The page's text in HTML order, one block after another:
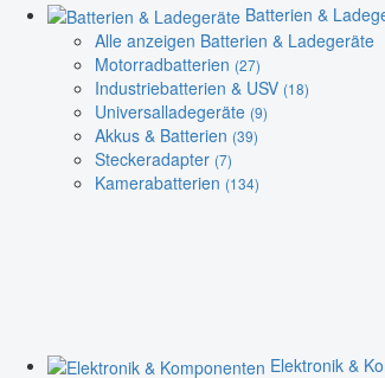
Batterien &
Alle anzeigen Batterien & Ladegeräte
Motorradbatterien (27)
Industriebatterien & USV (18)
Universalladegeräte (9)
Akkus & Batterien (39)
Steckeradapter (7)
Kamerabatterien (134)
Elektronik &